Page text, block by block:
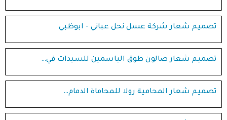
تصميم شعار شركة عسل نحل عباني - ابوظبي
تصميم شعار صالون طوق الياسمين للسيدات في…
تصميم شعار المحامية رولا للمحاماة الدمام…